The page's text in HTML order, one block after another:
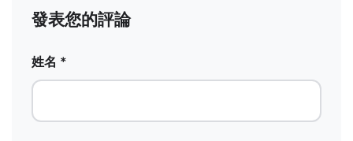
發表您的評論
姓名 *